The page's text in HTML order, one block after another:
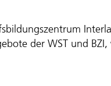
der WST und BZI,